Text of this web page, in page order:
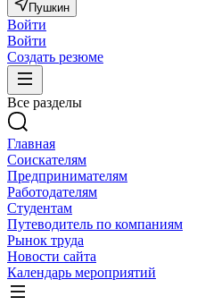
Пушкин
Войти
Войти
Создать резюме
Все разделы
Главная
Соискателям
Предпринимателям
Работодателям
Студентам
Путеводитель по компаниям
Рынок труда
Новости сайта
Календарь мероприятий